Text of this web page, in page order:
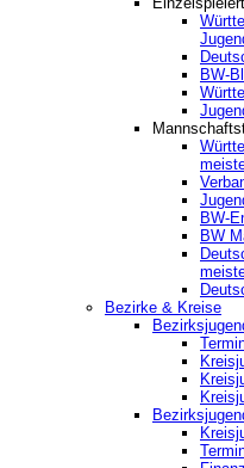
BW-
BW-
BW
Bezirke & Kreise